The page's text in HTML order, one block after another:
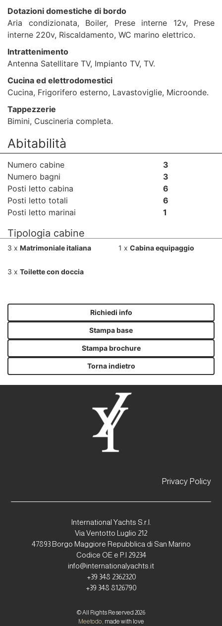
Dotazioni domestiche di bordo
Aria condizionata, Boiler, Prese interne 12v, Prese
interne 220v, Riscaldamento, WC marino elettrico.
Intrattenimento
Antenna Satellitare TV, Impianto TV, TV.
Cucina ed elettrodomestici
Cucina, Frigorifero esterno, Lavastoviglie, Microonde.
Tappezzerie
Bimini, Cuscineria completa.
Abitabilità
Numero cabine
3
Numero bagni
3
Posti letto cabina
6
Posti letto totali
6
Posti letto marinai
1
Tipologia cabine
3 x Matrimoniale italiana 1 x Cabina equipaggio
3 x Toilette con doccia
Richiedi info
Stampa base
Stampa brochure
Torna indietro
Privacy Policy
International Yachts S.r.l.
Via Ventotto Luglio 212
47893 Borgo Maggiore Repubblica di San Marino
Codice OE e P.I 29234
info@internationalyachts.it
+39 348 2362320
+39 348 8126790
© All Rights Reserved 2026
Meetodo, made with love